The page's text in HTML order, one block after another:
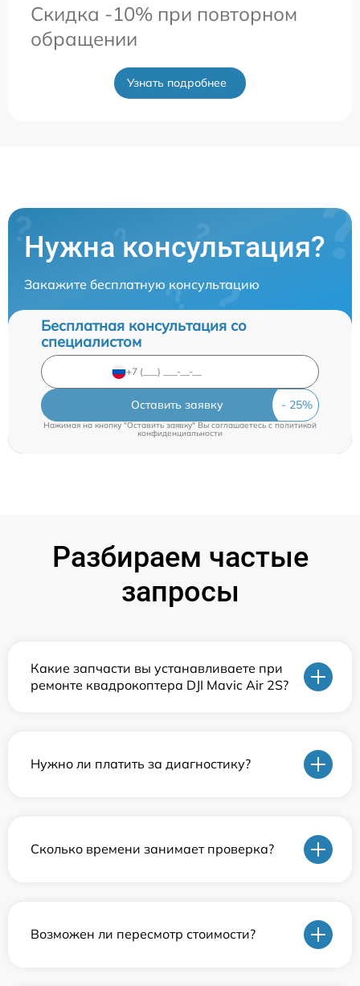
Скидка -10% при повторном
обращении
Узнать подробнее
Нужна консультация?
Закажите бесплатную консультацию
Бесплатная консультация со
специалистом
Оставить заявку
Нажимая на кнопку "Оставить заявку" Вы соглашаетесь cполитикой
конфиденциальности
Разбираем частые
запросы
Какие запчасти вы устанавливаете при
ремонте квадрокоптера DJI Mavic Air 2S?
Нужно ли платить за диагностику?
Сколько времени занимает проверка?
Возможен ли пересмотр стоимости?